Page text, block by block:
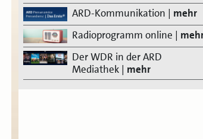
ARD-Kommunikation | mehr
Radioprogramm online |
Der WDR in der ARD
Mediathek | mehr